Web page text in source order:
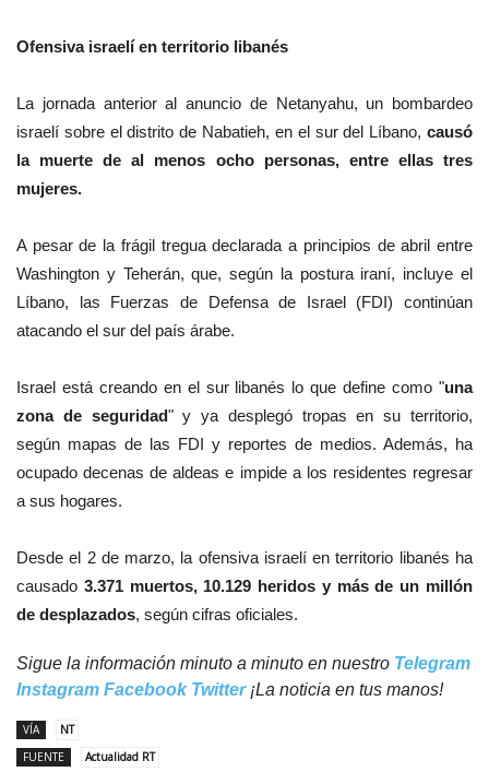
Ofensiva israelí en territorio libanés
La jornada anterior al anuncio de Netanyahu, un bombardeo
israelí sobre el distrito de Nabatieh, en el sur del Líbano, causó
la muerte de al menos ocho personas, entre ellas tres
mujeres.
A pesar de la frágil tregua declarada a principios de abril entre
Washington y Teherán, que, según la postura iraní, incluye el
Líbano, las Fuerzas de Defensa de Israel (FDI) continúan
atacando el sur del país árabe.
Israel está creando en el sur libanés lo que define como "una
zona de seguridad" y ya desplegó tropas en su territorio,
según mapas de las FDI y reportes de medios. Además, ha
ocupado decenas de aldeas e impide a los residentes regresar
a sus hogares.
Desde el 2 de marzo, la ofensiva israelí en territorio libanés ha
causado 3.371 muertos, 10.129 heridos y más de un millón
de desplazados, según cifras oficiales.
Sigue la información minuto a minuto en nuestro Telegram
Instagram Facebook Twitter¡La noticia en tus manos!
VÍA
NT
FUENTE
Actualidad RT